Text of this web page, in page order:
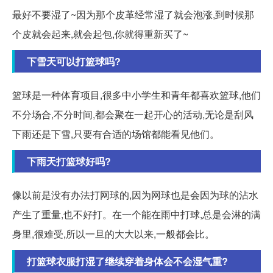
最好不要湿了~因为那个皮革经常湿了就会泡涨,到时候那
个皮就会起来,就会起包,你就得重新买了~
下雪天可以打篮球吗?
篮球是一种体育项目,很多中小学生和青年都喜欢篮球,他们
不分场合,不分时间,都会聚在一起开心的活动,无论是刮风
下雨还是下雪,只要有合适的场馆都能看见他们。
下雨天打篮球好吗?
像以前是没有办法打网球的,因为网球也是会因为球的沾水
产生了重量,也不好打。在一个能在雨中打球,总是会淋的满
身里,很难受,所以一旦的大大以来,一般都会比。
打篮球衣服打湿了继续穿着身体会不会湿气重?